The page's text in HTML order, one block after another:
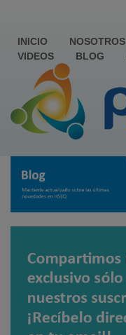
INICIO NOSOTROS
VIDEOS
BLOG